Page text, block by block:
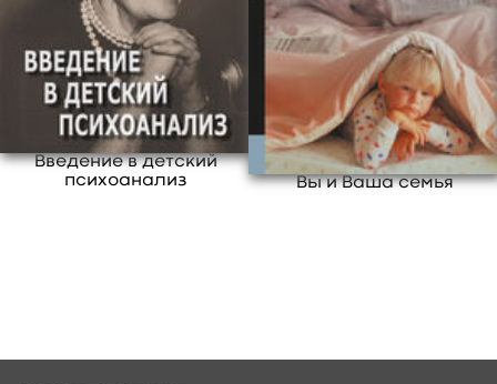
учителей и всех тех, кому небезразлично
будущее детей.
свернуть
Введение в детский
психоанализ
Вы и Ваша семья